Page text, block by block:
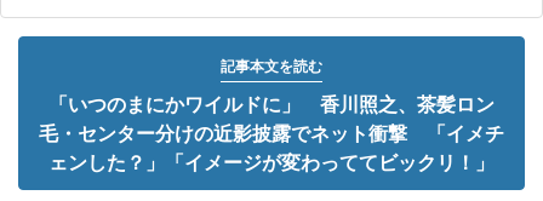
記事本文を読む
「いつのまにかワイルドに」 香川照之、茶髪ロン
毛・センター分けの近影披露でネット衝撃 「イメチ
ェンした？」「イメージが変わっててビックリ！」